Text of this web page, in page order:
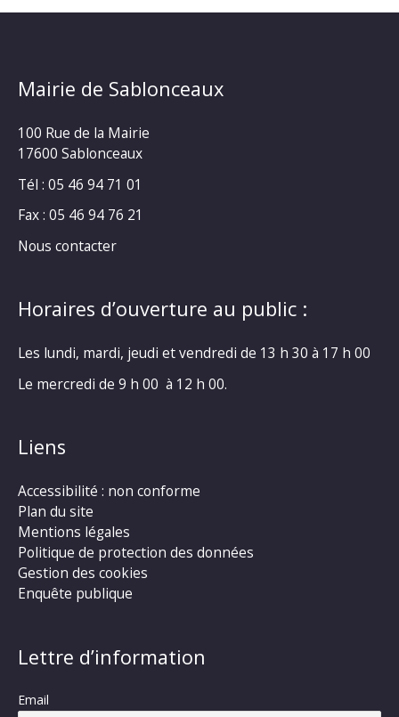
Mairie de Sablonceaux
100 Rue de la Mairie
17600 Sablonceaux
Tél : 05 46 94 71 01
Fax : 05 46 94 76 21
Nous contacter
Horaires d’ouverture au public :
Les lundi, mardi, jeudi et vendredi de 13 h 30 à 17 h 00
Le mercredi de 9 h 00 à 12 h 00.
Liens
Accessibilité : non conforme
Plan du site
Mentions légales
Politique de protection des données
Gestion des cookies
Enquête publique
Lettre d’information
Email